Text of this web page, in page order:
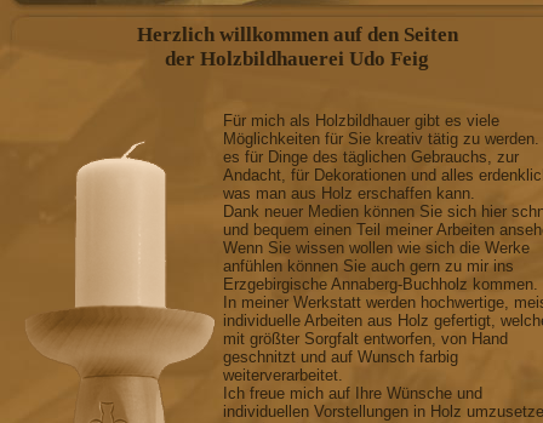
Herzlich willkommen auf den Seiten
der Holzbildhauerei Udo Feig
Für mich als Holzbildhauer gibt es viele
Möglichkeiten für Sie kreativ tätig zu
es für Dinge des täglichen Gebrauchs, zur
Andacht, für Dekorationen und alles
was man aus Holz erschaffen kann.
Dank neuer Medien können Sie sich hier
und bequem einen Teil meiner Arbeiten
Wenn Sie wissen wollen wie sich die Werke
anfühlen können Sie auch gern zu mir ins
Erzgebirgische Annaberg-Buchholz kommen.
In meiner Werkstatt werden hochwertige,
individuelle Arbeiten aus Holz gefertigt,
mit größter Sorgfalt entworfen, von Hand
geschnitzt und auf Wunsch farbig
weiterverarbeitet.
Ich freue mich auf Ihre Wünsche und
individuellen Vorstellungen in Holz